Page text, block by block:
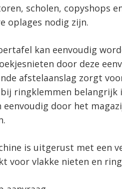
scholen, copyshops
oplages nodig zijn.
kan eenvoudig
door deze
afstelaanslag zorgt
ringklemmen belangrijk
eenvoudig door het
is uitgerust met een
voor vlakke nieten en